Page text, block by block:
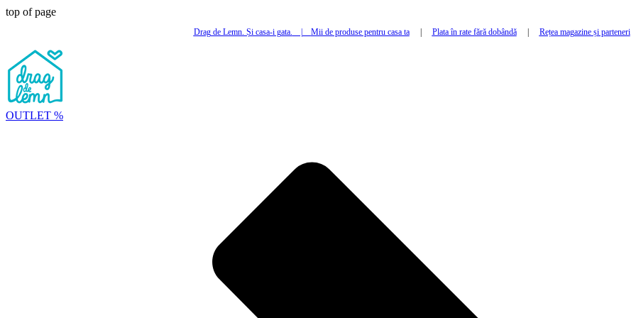
top of page
Drag de Lemn. Și casa-i gata. Mii de produse pentru casa ta| Plata în rate fără dobândă| Rețea magazine și parteneri
OUTLET %